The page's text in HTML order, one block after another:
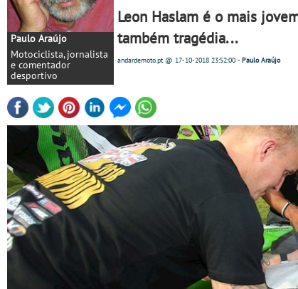
Paulo Araújo
Motociclista, jornalista
e comentador
desportivo
Leon Haslam é o mais
também tragédia...
andardemoto.pt @ 17-10-2018 23:52:00 - Paulo Araújo